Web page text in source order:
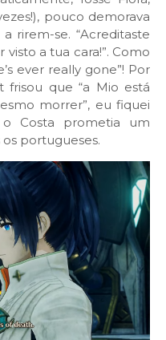
pouco demorava
rirem-se. “Acreditaste
a tua cara!”. Como
ever really gone”! Por
frisou que “a Mio está
morrer”, eu fiquei
Costa prometia um
portugueses.